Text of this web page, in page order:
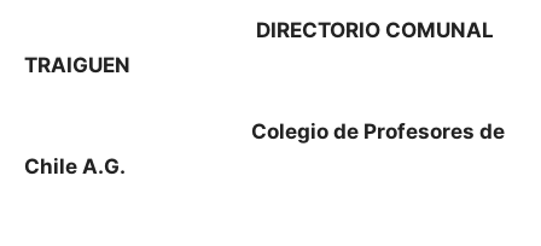
DIRECTORIO COMUNAL
TRAIGUEN
Colegio de Profesores de
Chile A.G.